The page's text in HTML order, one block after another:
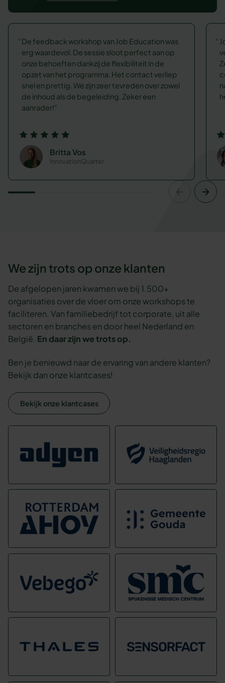
De feedback workshop van Job Education was
erg waardevol. De sessie sloot perfect aan op
onze behoeften dankzij de flexibiliteit in de
opzet van het programma. Het contact verliep
snel en prettig. We zijn zeer tevreden over zowel
de inhoud als de begeleiding. Zeker een
aanrader!
Britta Vos
InnovationQuarter
We zijn trots op onze klanten
De afgelopen jaren kwamen we bij 1.500+
organisaties over de vloer om onze workshops te
faciliteren. Van familiebedrijf tot corporate, uit alle
sectoren en branches en door heel Nederland en
België. En daar zijn we trots op.
Ben je benieuwd naar de ervaring van andere klanten?
Bekijk dan onze klantcases!
Bekijk onze klantcases